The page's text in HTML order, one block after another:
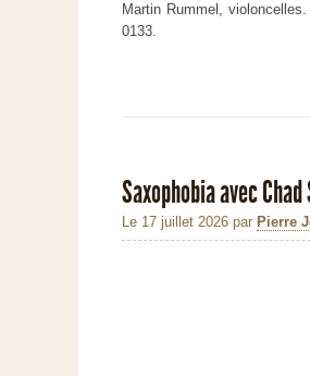
Martin Rummel,
0133.
Saxophobia avec
Le 17 juillet 2026 par Pierre